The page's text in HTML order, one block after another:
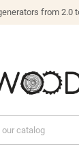
from 2.0